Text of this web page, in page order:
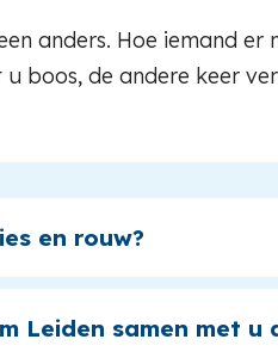
anders. Hoe iemand
boos, de andere keer
en rouw?
Leiden samen met u